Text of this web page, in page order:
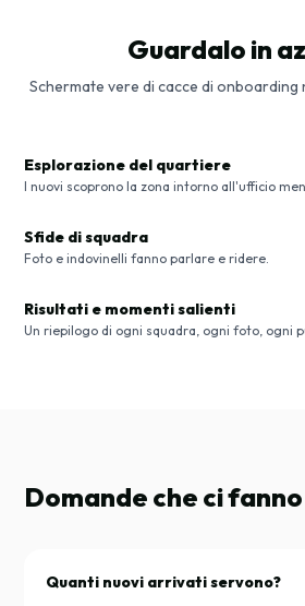
Guardalo in
Schermate vere di cacce di onboarding
Esplorazione del quartiere
I nuovi scoprono la zona intorno all'ufficio
Sfide di squadra
Foto e indovinelli fanno parlare e ridere.
Risultati e momenti salienti
Un riepilogo di ogni squadra, ogni foto, ogni
Domande che ci
Quanti nuovi arrivati servono?